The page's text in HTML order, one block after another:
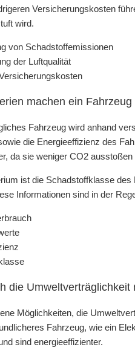
Versicherungskosten
wird.
von Schadstoffemissionen
der Luftqualität
machen ein
Fahrzeug wird anhand
die Energieeffizienz des
da sie weniger CO2
ist die Schadstoffklasse
Informationen sind in der
die
Möglichkeiten, die
Fahrzeug, wie ein
sind energieeffizienter.